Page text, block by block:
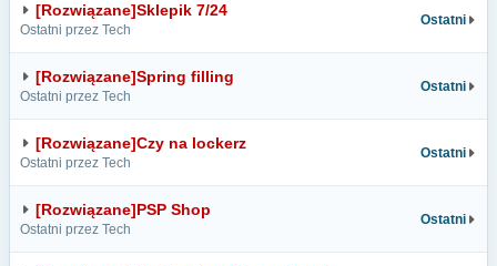
[Rozwiązane]Sklepik 7/24
Ostatni przez Tech
Ostatni
[Rozwiązane]Spring filling
Ostatni przez Tech
Ostatni
[Rozwiązane]Czy na lockerz
Ostatni przez Tech
Ostatni
[Rozwiązane]PSP Shop
Ostatni przez Tech
Ostatni